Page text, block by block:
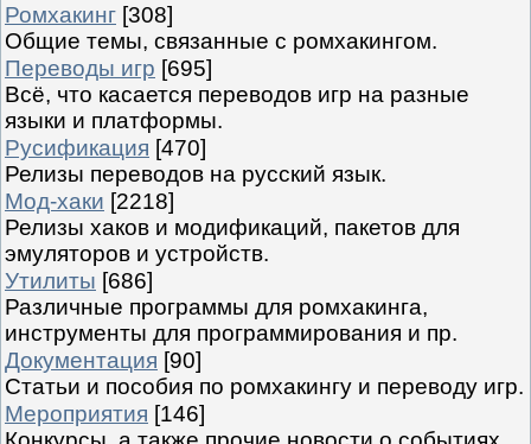
Ромхакинг [308]
Общие темы, связанные с ромхакингом.
Переводы игр [695]
Всё, что касается переводов игр на разные
языки и платформы.
Русификация [470]
Релизы переводов на русский язык.
Мод-хаки [2218]
Релизы хаков и модификаций, пакетов для
эмуляторов и устройств.
Утилиты [686]
Различные программы для ромхакинга,
инструменты для программирования и пр.
Документация [90]
Статьи и пособия по ромхакингу и переводу игр.
Мероприятия [146]